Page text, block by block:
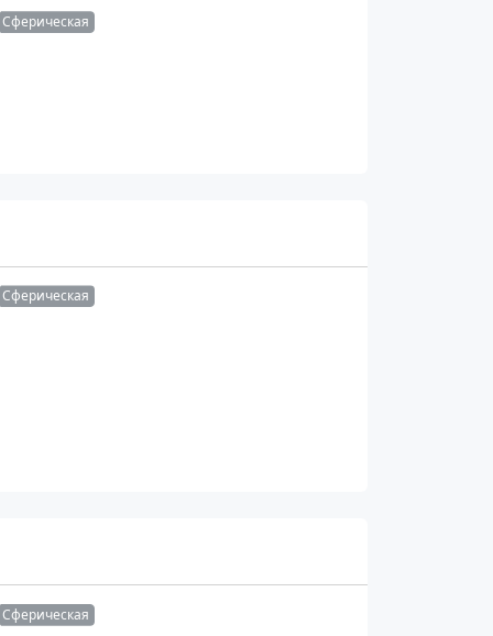
Сферическая
Сферическая
Сферическая